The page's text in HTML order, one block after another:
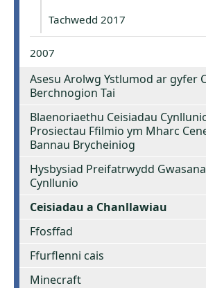
Tachwedd 2017
2007
Asesu Arolwg Ystlumod ar gyfer
Berchnogion Tai
Blaenoriaethu Ceisiadau
Prosiectau Ffilmio ym Mharc
Bannau Brycheiniog
Hysbysiad Preifatrwydd
Cynllunio
Ceisiadau a Chanllawiau
Ffosffad
Ffurflenni cais
Minecraft